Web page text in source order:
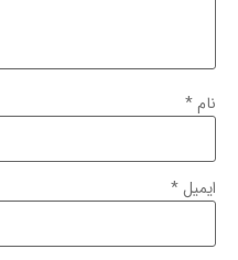
نام*
ایمیل*